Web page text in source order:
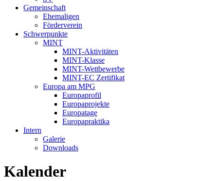
Gemeinschaft
Ehemaligen
Förderverein
Schwerpunkte
MINT
MINT-Aktivitäten
MINT-Klasse
MINT-Wettbewerbe
MINT-EC Zertifikat
Europa am MPG
Europaprofil
Europaprojekte
Europatage
Europapraktika
Intern
Galerie
Downloads
Kalender